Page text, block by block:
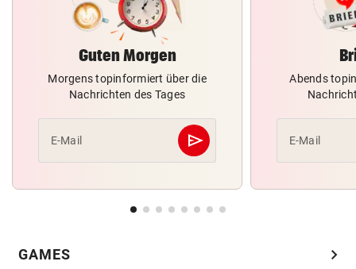
Guten Morgen
Morgens topinformiert über die
Nachrichten des Tages
E-Mail send
Abschicken
Abends
E-Mail
GAMES chevron_right